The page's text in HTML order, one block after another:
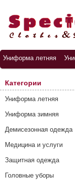
Униформа летняя
Категории
Униформа летняя
Униформа зимняя
Демисезонная одежда
Медицина и услуги
Защитная одежда
Головные уборы